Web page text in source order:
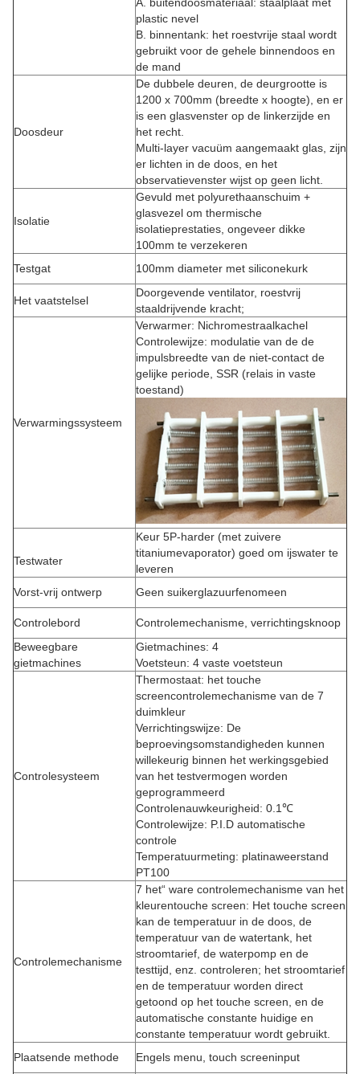
plastic nevel
B. binnentank: het roestvrije staal wordt
gebruikt voor de gehele binnendoos en
de mand
Doosdeur
De dubbele deuren, de deurgrootte is
1200 x 700mm (breedte x hoogte), en er
is een glasvenster op de linkerzijde en
het recht.
Multi-layer vacuüm aangemaakt glas, zijn
er lichten in de doos, en het
observatievenster wijst op geen licht.
Isolatie
Gevuld met polyurethaanschuim +
glasvezel om thermische
isolatieprestaties, ongeveer dikke
100mm te verzekeren
Testgat
100mm diameter met siliconekurk
Het vaatstelsel
Doorgevende ventilator, roestvrij
staaldrijvende kracht;
Verwarmingssysteem
Verwarmer: Nichromestraalkachel
Controlewijze: modulatie van de de
impulsbreedte van de niet-contact de
gelijke periode, SSR (relais in vaste
toestand)
Testwater
Keur 5P-harder (met zuivere
titaniumevaporator) goed om ijswater te
leveren
Vorst-vrij ontwerp
Geen suikerglazuurfenomeen
Controlebord
Controlemechanisme, verrichtingsknoop
Beweegbare
gietmachines
Gietmachines: 4
Voetsteun: 4 vaste voetsteun
Controlesysteem
Thermostaat: het touche
screencontrolemechanisme van de 7
duimkleur
Verrichtingswijze: De
beproevingsomstandigheden kunnen
willekeurig binnen het werkingsgebied
van het testvermogen worden
geprogrammeerd
Controlenauwkeurigheid: 0.1℃
Controlewijze: P.I.D automatische
controle
Temperatuurmeting: platinaweerstand
PT100
Controlemechanisme
7 het“ ware controlemechanisme van het
kleurentouche screen: Het touche screen
kan de temperatuur in de doos, de
temperatuur van de watertank, het
stroomtarief, de waterpomp en de
testtijd, enz. controleren; het stroomtarief
en de temperatuur worden direct
getoond op het touche screen, en de
automatische constante huidige en
constante temperatuur wordt gebruikt.
Plaatsende methode
Engels menu, touch screeninput